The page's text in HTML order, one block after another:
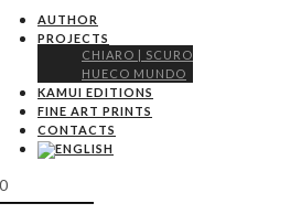
AUTHOR
PROJECTS
CHIARO | SCURO
HUECO MUNDO
KAMUI EDITIONS
FINE ART PRINTS
CONTACTS
0